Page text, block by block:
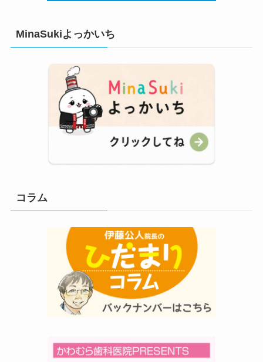
MinaSukiよっかいち
コラム